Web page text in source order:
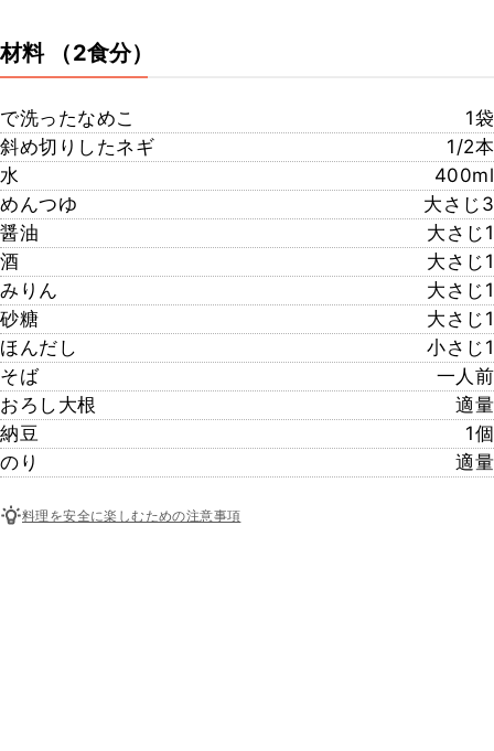
材料 （2食分）
で洗ったなめこ
1袋
斜め切りしたネギ
1/2本
水
400ml
めんつゆ
大さじ3
醤油
大さじ1
酒
大さじ1
みりん
大さじ1
砂糖
大さじ1
ほんだし
小さじ1
そば
一人前
おろし大根
適量
納豆
1個
のり
適量
料理を安全に楽しむための注意事項